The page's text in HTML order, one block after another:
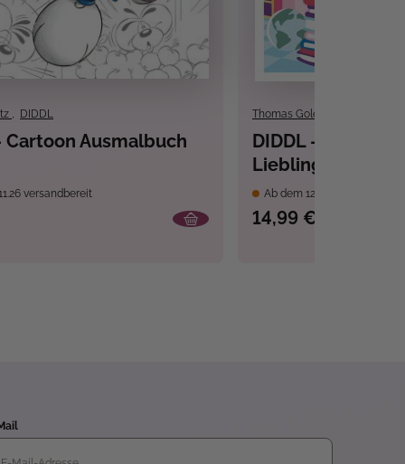
, DIDDL
Cartoon Ausmalbuch
versandbereit
Thomas Goletz
DIDDL – Malen
Lieblingstag
Ab dem 12.11.26
14,99 €